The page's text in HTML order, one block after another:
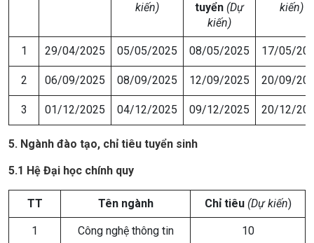
kiến)
tuyển (Dự
kiến)
kiến)
1 29/04/2025 05/05/2025 08/05/2025 17/05/
2 06/09/2025 08/09/2025 12/09/2025 20/09/
3 01/12/2025 04/12/2025 09/12/2025 20/12/
5. Ngành đào tạo, chỉ tiêu tuyển sinh
5.1 Hệ Đại học chính quy
TT Tên ngành Chỉ tiêu (Dự kiến)
1 Công nghệ thông tin 10